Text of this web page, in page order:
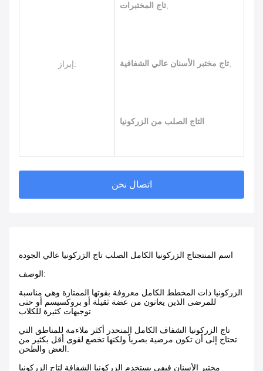
إبراز:
تاج المختبرات
تاج مختبر الأسنان عالي الشفافية
التاج الصلب من الزركونيا
اتصال نحن
اسم المنتجتاج الزركونيا الكامل الصلب تاج الزركونيا عالي الجودة
الوصف:
الزركونيا ذات المخطط الكامل معروفة بقوتها الممتازة وهي مناسبة
للمرضى الذين يعانون من عضة ثقيلة أو بروكسيسم أو حتى
توجيهات كثيرة للكلاب
تاج الزركونيا الشفاف الكامل المنحدر أكثر ملاءمة للمناطق التي
تحتاج إلى أن تكون مرضية بصرياً ولكنها تخضع لقوى أقل بكثير من
مختبر الأسنان فيفي يستخدم الزركونيا الشفافة لتاج الزركونيا